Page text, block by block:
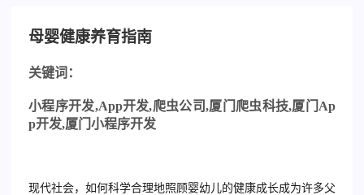
母婴健康养育指南
关键词：
小程序开发,App开发,爬虫公司,厦门爬虫科技,厦门 Ap
p开发,厦门小程序开发
现代社会，如何科学合理地照顾婴幼儿的健康成长成为许多父